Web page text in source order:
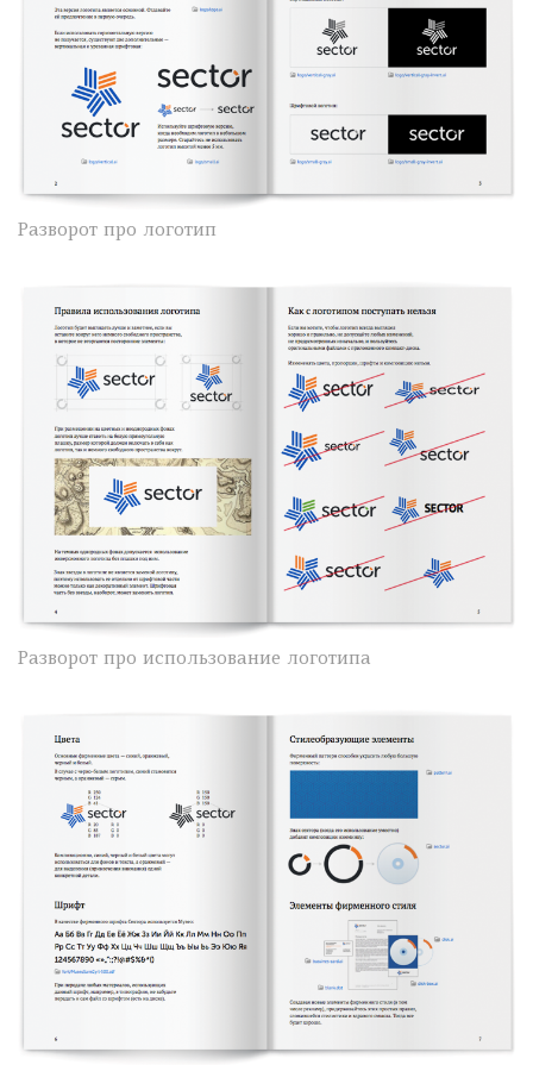
Разворот про логотип
Разворот про использование логотипа